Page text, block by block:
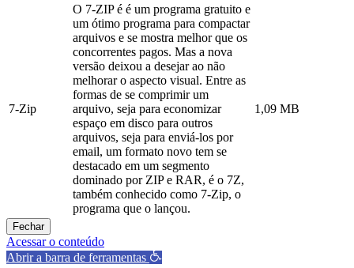
7-Zip
O 7-ZIP é é um programa gratuito e
um ótimo programa para compactar
arquivos e se mostra melhor que os
concorrentes pagos. Mas a nova
versão deixou a desejar ao não
melhorar o aspecto visual. Entre as
formas de se comprimir um
arquivo, seja para economizar
espaço em disco para outros
arquivos, seja para enviá-los por
email, um formato novo tem se
destacado em um segmento
dominado por ZIP e RAR, é o 7Z,
também conhecido como 7-Zip, o
programa que o lançou.
1,09 MB
Fechar
Acessar o conteúdo
Abrir a barra de ferramentas